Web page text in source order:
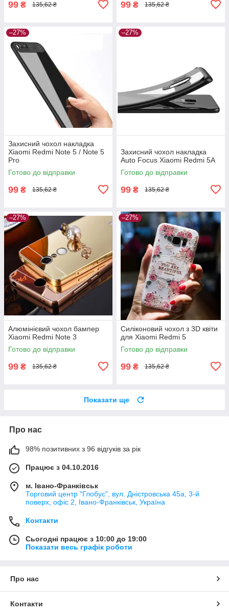
99 ₴ 135,62 ₴ 99 ₴ 135,62 ₴
–27%
Захисний чохол накладка
Xiaomi Redmi Note 5 / Note 5
Pro
Готово до відправки
99 ₴ 135,62 ₴
–27%
Захисний чохол накладка
Auto Focus Xiaomi Redmi 5A
Готово до відправки
99 ₴ 135,62 ₴
–27%
Алюмінієвий чохол бампер
Xiaomi Redmi Note 3
Готово до відправки
99 ₴ 135,62 ₴
–27%
Силіконовий чохол з 3D квіти
для Xiaomi Redmi 5
Готово до відправки
99 ₴ 135,62 ₴
Показати ще
Про нас
98% позитивних з 96 відгуків за рік
Працює з 04.10.2016
м. Івано-Франківськ
Торговий центр "Глобус", вул. Дністровська 45а, 3-й
поверх, офіс 2, Івано-Франківськ, Україна
Контакти
Сьогодні працює з 10:00 до 19:00
Показати весь графік роботи
Про нас
Контакти